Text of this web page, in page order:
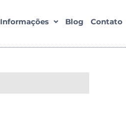
Informações Blog Contato